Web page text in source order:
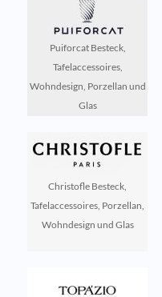
Puiforcat Besteck,
Tafelaccessoires,
Wohndesign, Porzellan und
Glas
Christofle Besteck,
Tafelaccessoires, Porzellan,
Wohndesign und Glas